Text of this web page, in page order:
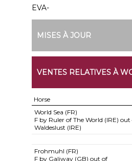
EVA-
MISES À JOUR
VENTES RELATIVES À
Horse
World Sea (FR)
F by Ruler of The World (IRE) out
Waldeslust (IRE)
Frohmuhl (FR)
F by Galiway (GB) out of